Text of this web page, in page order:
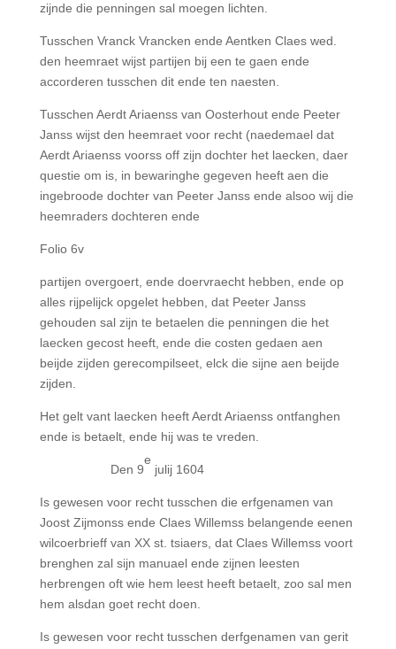
zijnde die penningen sal moegen lichten.
Tusschen Vranck Vrancken ende Aentken Claes wed.
den heemraet wijst partijen bij een te gaen ende
accorderen tusschen dit ende ten naesten.
Tusschen Aerdt Ariaenss van Oosterhout ende Peeter
Janss wijst den heemraet voor recht (naedemael dat
Aerdt Ariaenss voorss off zijn dochter het laecken, daer
questie om is, in bewaringhe gegeven heeft aen die
ingebroode dochter van Peeter Janss ende alsoo wij die
heemraders dochteren ende
Folio 6v
partijen overgoert, ende doervraecht hebben, ende op
alles rijpelijck opgelet hebben, dat Peeter Janss
gehouden sal zijn te betaelen die penningen die het
laecken gecost heeft, ende die costen gedaen aen
beijde zijden gerecompilseet, elck die sijne aen beijde
zijden.
Het gelt vant laecken heeft Aerdt Ariaenss ontfanghen
ende is betaelt, ende hij was te vreden.
Den 9
e
julij 1604
Is gewesen voor recht tusschen die erfgenamen van
Joost Zijmonss ende Claes Willemss belangende eenen
wilcoerbrieff van XX st. tsiaers, dat Claes Willemss voort
brenghen zal sijn manuael ende zijnen leesten
herbrengen oft wie hem leest heeft betaelt, zoo sal men
hem alsdan goet recht doen.
Is gewesen voor recht tusschen derfgenamen van gerit